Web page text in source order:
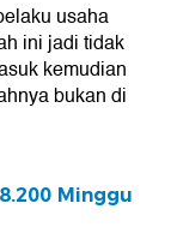
usaha
ini jadi tidak
kemudian
bukan di
Minggu